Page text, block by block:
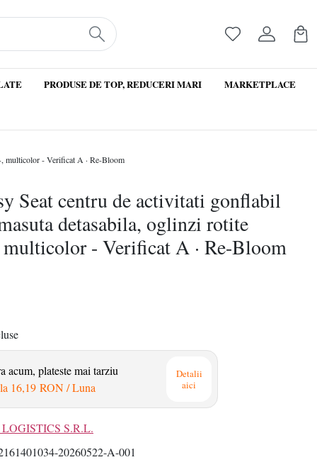
PRODUSE DE TOP, REDUCERI MARI MARKETPLACE
multicolor - Verificat A · Re-Bloom
Seat centru de activitati gonflabil
detasabila, oglinzi rotite
- Verificat A · Re-Bloom
acum, plateste mai tarziu
16,19 RON/ Luna
Detalii
aici
S.R.L.
20260522-A-001